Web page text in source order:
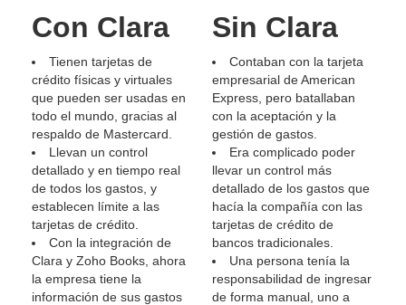
Con Clara
Tienen tarjetas de
crédito físicas y virtuales
que pueden ser usadas en
todo el mundo, gracias al
respaldo de Mastercard.
Llevan un control
detallado y en tiempo real
de todos los gastos, y
establecen límite a las
tarjetas de crédito.
Con la integración de
Clara y Zoho Books, ahora
la empresa tiene la
información de sus gastos
Sin Clara
Contaban con la tarjeta
empresarial de American
Express, pero batallaban
con la aceptación y la
gestión de gastos.
Era complicado poder
llevar un control más
detallado de los gastos que
hacía la compañía con las
tarjetas de crédito de
bancos tradicionales.
Una persona tenía la
responsabilidad de ingresar
de forma manual, uno a